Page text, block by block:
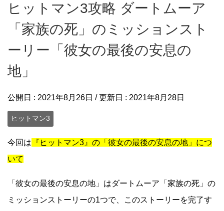
ヒットマン3攻略 ダートムーア
「家族の死」のミッションスト
ーリー「彼女の最後の安息の
地」
公開日 : 2021年8月26日 / 更新日 : 2021年8月28日
ヒットマン3
今回は 『ヒットマン3』の「彼女の最後の安息の地」につ
いて
「彼女の最後の安息の地」はダートムーア「家族の死」の
ミッションストーリーの1つで、このストーリーを完了す